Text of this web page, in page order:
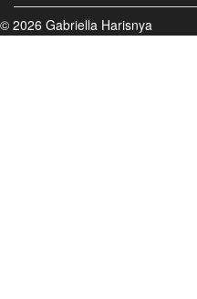
© 2026 Gabriella Harisnya